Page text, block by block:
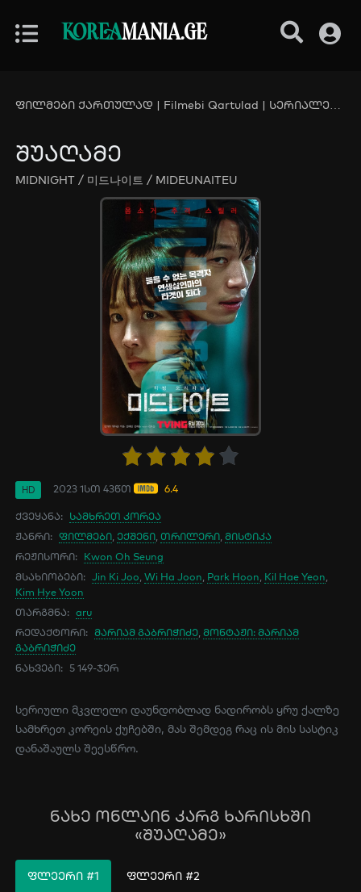
KOREAMANIA.GE
ფილმები ქართულად | Filmebi Qartulad | სერიალები ქართულად | Serialebi Qartulad - KoreaMania.Ge
შუაღამე
MIDNIGHT / 미드나이트 / MIDEUNAITEU
2023 1სთ 43წთ
HD 6.4
ქვეყანა: სამხრეთ კორეა
ჟანრი: ფილმები ექშენი თრილერი ,მისტიკა
რეჟისორი: Kwon Oh Seung
მსახიობები: Jin Ki Joo ,Wi Ha Joon Park Hoon Kil Hae Yeon
Kim Hye Yoon
თარგმნა: aru
რედაქტორი: მარიამ გაბრიჭიძე ,მონტაჟი: მარიამ
გაბრიჭიძე
ნახვები: 5 149-ჯერ
სერიული მკვლელი დაუნდობლად ნადირობს ყრუ ქალზე
სამხრეთ კორეის ქუჩებში, მას შემდეგ რაც ის მის სასტიკ
დანაშაულს შეესწრო.
ნახე ონლაინ კარგ ხარისხში
«შუაღამე»
ᲤᲚᲔᲔᲠᲘ #1 ᲤᲚᲔᲔᲠᲘ #2